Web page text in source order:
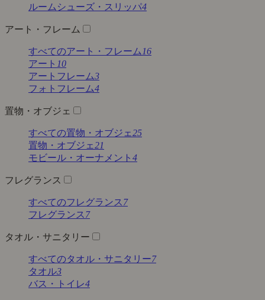
ルームシューズ・スリッパ4
アート・フレーム
すべてのアート・フレーム 16
アート 10
アートフレーム3
フォトフレーム4
置物・オブジェ
すべての置物・オブジェ25
置物・オブジェ21
モビール・オーナメント 4
フレグランス
すべてのフレグランス 7
フレグランス 7
タオル・サニタリー
すべてのタオル・サニタリー7
タオル3
バス・トイレ4